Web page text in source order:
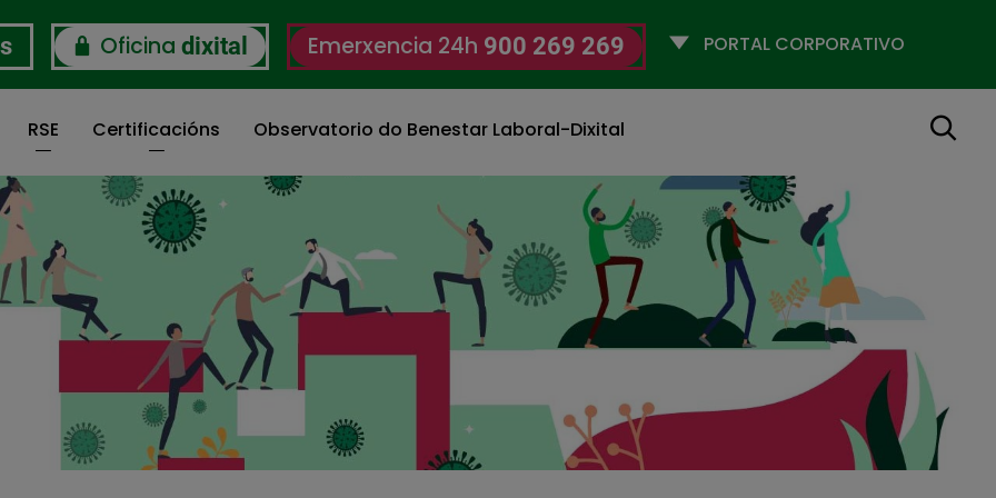
Oficina dixital Emerxencia 24h 900 269 269
Selecciona
RSE Certificacións Observatorio do Benestar Laboral-Dixital Buscar